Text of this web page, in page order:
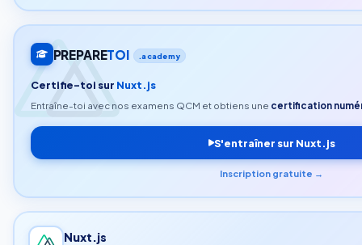
PREPARETOI .academy
Certifie-toi sur Nuxt.js
Entraîne-toi avec nos examens QCM et obtiens une certification
S'entraîner sur Nuxt.js
Inscription gratuite →
Nuxt.js